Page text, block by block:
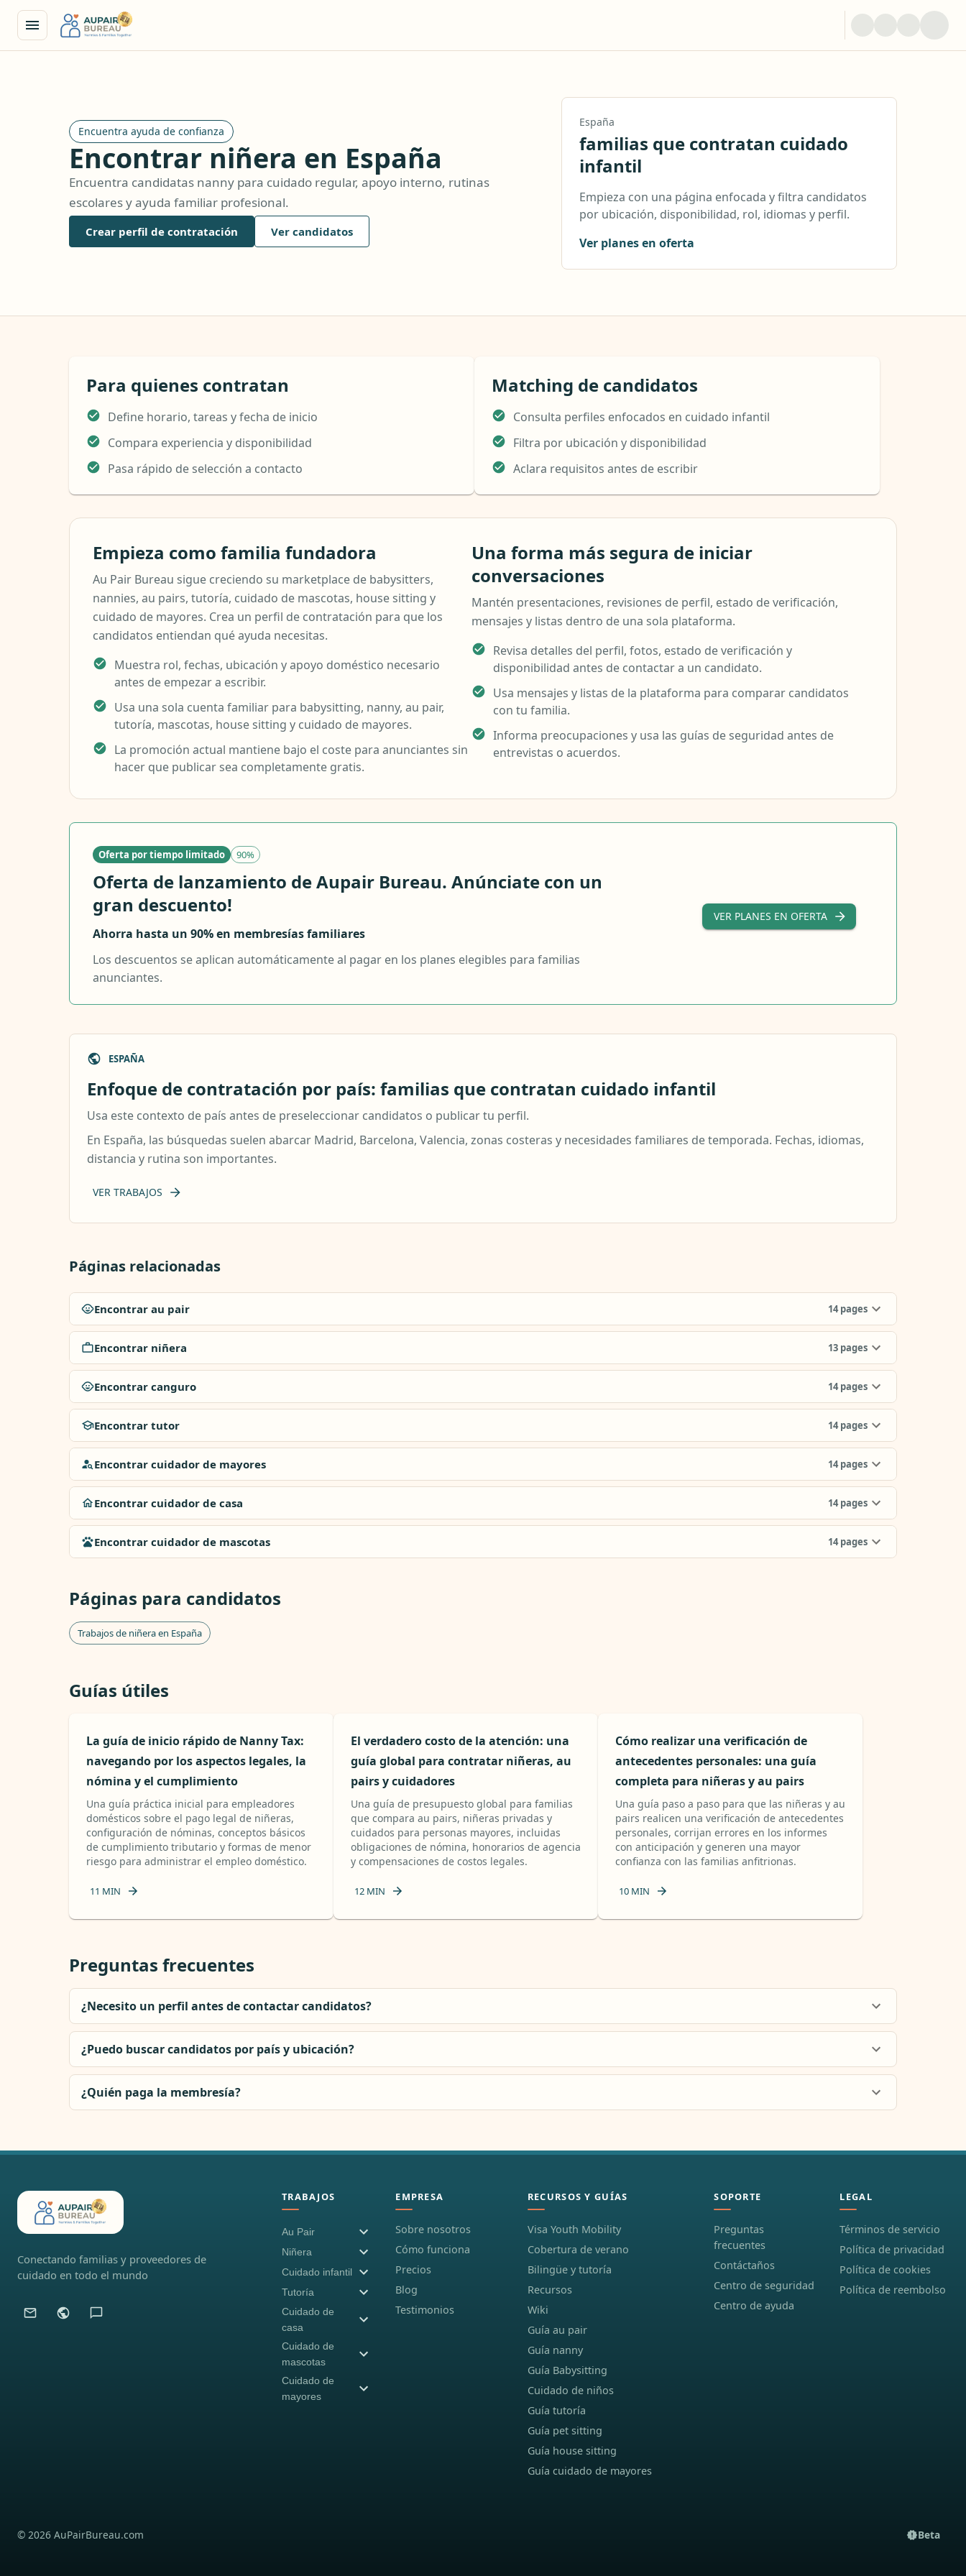
Encuentra ayuda de confianza
Encontrar niñera en España
Encuentra candidatas nanny para cuidado regular, apoyo interno, rutinas
escolares y ayuda familiar profesional.
Crear perfil de contratación Ver candidatos
España
familias que contratan cuidado
infantil
Empieza con una página enfocada y filtra candidatos
por ubicación, disponibilidad, rol, idiomas y perfil.
Ver planes en oferta
Para quienes contratan
Define horario, tareas y fecha de inicio
Compara experiencia y disponibilidad
Pasa rápido de selección a contacto
Matching de candidatos
Consulta perfiles enfocados en cuidado infantil
Filtra por ubicación y disponibilidad
Aclara requisitos antes de escribir
Empieza como familia fundadora
Au Pair Bureau sigue creciendo su marketplace de babysitters,
nannies, au pairs, tutoría, cuidado de mascotas, house sitting y
cuidado de mayores. Crea un perfil de contratación para que los
candidatos entiendan qué ayuda necesitas.
Muestra rol, fechas, ubicación y apoyo doméstico necesario
antes de empezar a escribir.
Usa una sola cuenta familiar para babysitting, nanny, au pair,
tutoría, mascotas, house sitting y cuidado de mayores.
La promoción actual mantiene bajo el coste para anunciantes sin
hacer que publicar sea completamente gratis.
Una forma más segura de iniciar
conversaciones
Mantén presentaciones, revisiones de perfil, estado de verificación,
mensajes y listas dentro de una sola plataforma.
Revisa detalles del perfil, fotos, estado de verificación y
disponibilidad antes de contactar a un candidato.
Usa mensajes y listas de la plataforma para comparar candidatos
con tu familia.
Informa preocupaciones y usa las guías de seguridad antes de
entrevistas o acuerdos.
Oferta por tiempo limitado 90%
Oferta de lanzamiento de Aupair Bureau. Anúnciate con un
gran descuento!
Ahorra hasta un 90% en membresías familiares
Los descuentos se aplican automáticamente al pagar en los planes elegibles para familias
anunciantes.
VER PLANES EN OFERTA
ESPAÑA
Enfoque de contratación por país: familias que contratan cuidado infantil
Usa este contexto de país antes de preseleccionar candidatos o publicar tu perfil.
En España, las búsquedas suelen abarcar Madrid, Barcelona, Valencia, zonas costeras y necesidades familiares de temporada. Fechas, idiomas,
distancia y rutina son importantes.
VER TRABAJOS
Páginas relacionadas
Encontrar au pair 14pages
Encontrar niñera 13 pages
Encontrar canguro 14pages
Encontrar tutor 14pages
Encontrar cuidador de mayores 14pages
Encontrar cuidador de casa 14pages
Encontrar cuidador de mascotas 14pages
Páginas para candidatos
Trabajos de niñera en España
Guías útiles
La guía de inicio rápido de Nanny Tax:
navegando por los aspectos legales, la
nómina y el cumplimiento
Una guía práctica inicial para empleadores
domésticos sobre el pago legal de niñeras,
configuración de nóminas, conceptos básicos
de cumplimiento tributario y formas de menor
riesgo para administrar el empleo doméstico.
11 MIN
El verdadero costo de la atención: una
guía global para contratar niñeras, au
pairs y cuidadores
Una guía de presupuesto global para familias
que compara au pairs, niñeras privadas y
cuidados para personas mayores, incluidas
obligaciones de nómina, honorarios de agencia
y compensaciones de costos legales.
12MIN
Cómo realizar una verificación de
antecedentes personales: una guía
completa para niñeras y au pairs
Una guía paso a paso para que las niñeras y au
pairs realicen una verificación de antecedentes
personales, corrijan errores en los informes
con anticipación y generen una mayor
confianza con las familias anfitrionas.
10MIN
Preguntas frecuentes
¿Necesito un perfil antes de contactar candidatos?
¿Puedo buscar candidatos por país y ubicación?
¿Quién paga la membresía?
Conectando familias y proveedores de
cuidado en todo el mundo
TRABAJOS
Au Pair
Niñera
Cuidado infantil
Tutoría
Cuidado de
casa
Cuidado de
mascotas
Cuidado de
mayores
EMPRESA
Sobre nosotros
Cómo funciona
Precios
Blog
Testimonios
RECURSOS Y GUÍAS
Visa Youth Mobility
Cobertura de verano
Bilingüe y tutoría
Recursos
Wiki
Guía au pair
Guía nanny
Guía Babysitting
Cuidado de niños
Guía tutoría
Guía pet sitting
Guía house sitting
Guía cuidado de mayores
SOPORTE
Preguntas
frecuentes
Contáctaños
Centro de seguridad
Centro de ayuda
LEGAL
Términos de servicio
Política de privacidad
Política de cookies
Política de reembolso
© 2026 AuPairBureau.com Beta